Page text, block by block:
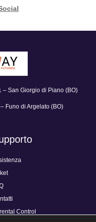
– San Giorgio di Piano (BO)
Funo di Argelato (BO)
Control